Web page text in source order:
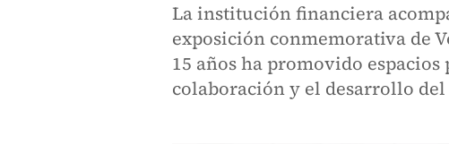
La institución financiera
exposición conmemorativa de
15 años ha promovido
colaboración y el desarrollo